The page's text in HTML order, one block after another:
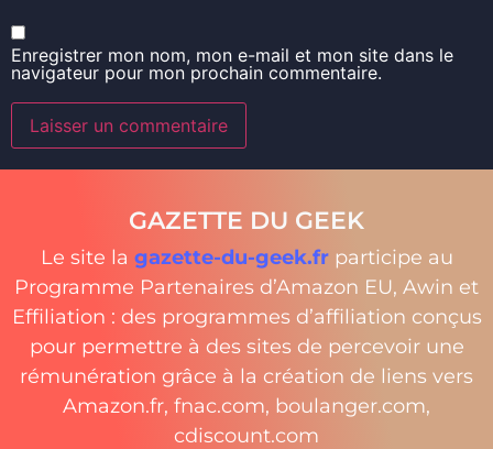
Enregistrer mon nom, mon e-mail et mon site dans le
navigateur pour mon prochain commentaire.
GAZETTE DU GEEK
Le site la gazette-du-geek.frparticipe au
Programme Partenaires d’Amazon EU, Awin et
Effiliation : des programmes d’affiliation conçus
pour permettre à des sites de percevoir une
rémunération grâce à la création de liens vers
Amazon.fr, fnac.com, boulanger.com,
cdiscount.com